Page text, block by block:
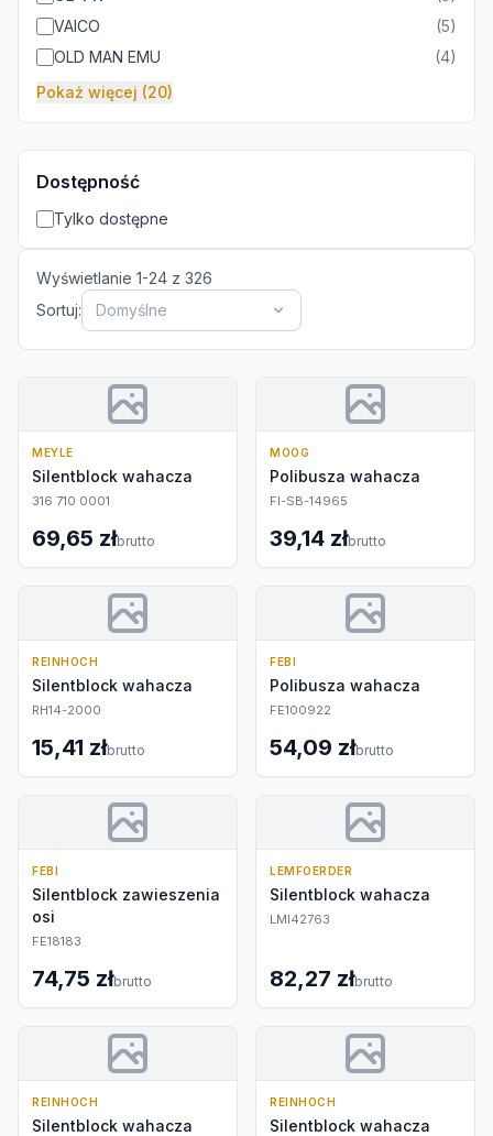
VAICO
(5)
OLD MAN EMU
(4)
Pokaż więcej (20)
Dostępność
Tylko dostępne
Wyświetlanie 1-24 z 326
Sortuj:
Domyślne
MEYLE
Silentblock wahacza
316 710 0001
69,65 złbrutto
MOOG
Polibusza wahacza
FI-SB-14965
39,14 złbrutto
REINHOCH
Silentblock wahacza
RH14-2000
15,41 złbrutto
FEBI
Polibusza wahacza
FE100922
54,09 złbrutto
FEBI
Silentblock zawieszenia
osi
FE18183
74,75 złbrutto
LEMFOERDER
Silentblock wahacza
LMI42763
82,27 złbrutto
REINHOCH
Silentblock wahacza
REINHOCH
Silentblock wahacza